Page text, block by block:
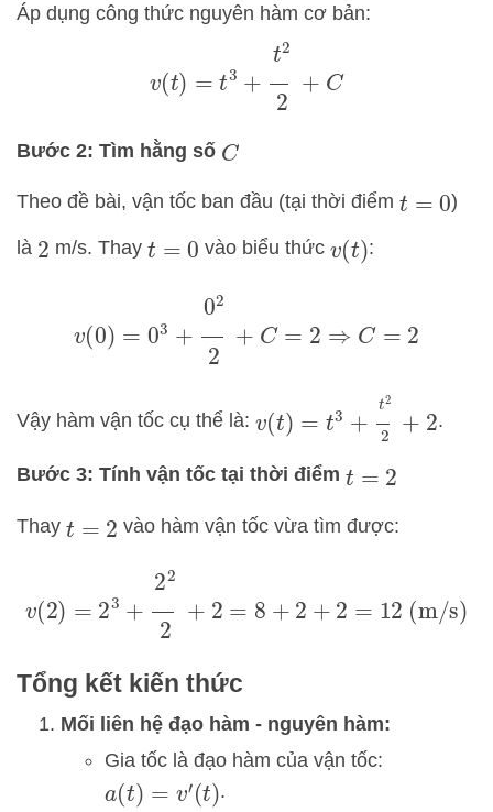
Áp dụng công thức nguyên hàm cơ bản:
22+
Bước 2: Tìm hằng số C
Theo đề bài, vận tốc ban đầu (tại thời điểm t=0 )
là 2 m/s. Thay t=0 vào biểu thức v(t) :
+0
Vậy hàm vận tốc cụ thể là: ( t)= +t +2 .
Bước 3: Tính vận tốc tại thời điểm t =2
Thay t=2 vào hàm vận tốc vừa tìm được:
+2
Tổng kết kiến thức
Mối liên hệ đạo hàm - nguyên hàm:
Gia tốc là đạo hàm của vận tốc:
a(t)=v′ (t) .